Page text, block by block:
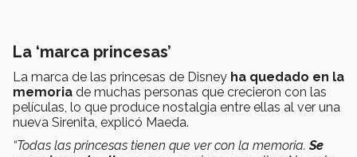
La ‘marca princesas’
La marca de las princesas de Disney ha quedado en la
memoria de muchas personas que crecieron con las
películas, lo que produce nostalgia entre ellas al ver una
nueva Sirenita, explicó Maeda.
“Todas las princesas tienen que ver con la memoria.Se